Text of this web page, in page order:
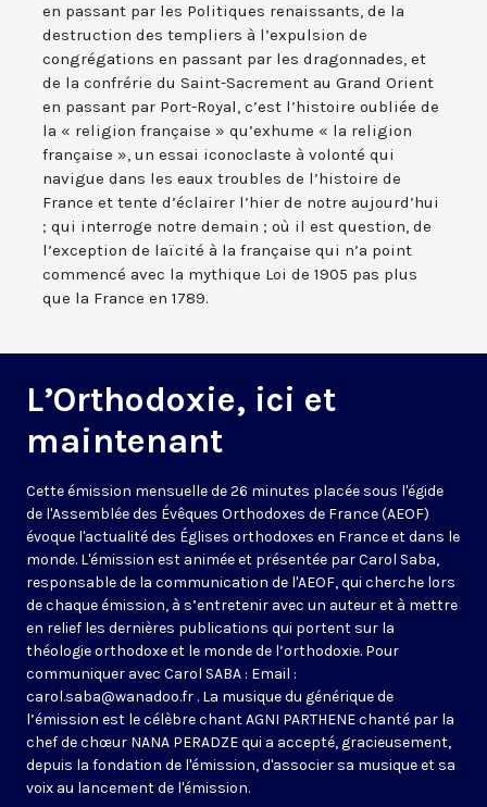
en passant par les Politiques renaissants, de la
destruction des templiers à l’expulsion de
congrégations en passant par les dragonnades, et
de la confrérie du Saint-Sacrement au Grand Orient
en passant par Port-Royal, c’est l’histoire oubliée de
la « religion française » qu’exhume « la religion
française », un essai iconoclaste à volonté qui
navigue dans les eaux troubles de l’histoire de
France et tente d’éclairer l’hier de notre aujourd’hui
; qui interroge notre demain ; où il est question, de
l’exception de laïcité à la française qui n’a point
commencé avec la mythique Loi de 1905 pas plus
que la France en 1789.
L’Orthodoxie, ici et
maintenant
Cette émission mensuelle de 26 minutes placée sous l'égide
de l'Assemblée des Évêques Orthodoxes de France (AEOF)
évoque l'actualité des Églises orthodoxes en France et dans le
monde. L'émission est animée et présentée par Carol Saba,
responsable de la communication de l'AEOF, qui cherche lors
de chaque émission, à s’entretenir avec un auteur et à mettre
en relief les dernières publications qui portent sur la
théologie orthodoxe et le monde de l’orthodoxie. Pour
communiquer avec Carol SABA : Email :
carol.saba@wanadoo.fr . La musique du générique de
l’émission est le célèbre chant AGNI PARTHENE chanté par la
chef de chœur NANA PERADZE qui a accepté, gracieusement,
depuis la fondation de l'émission, d'associer sa musique et sa
voix au lancement de l'émission.